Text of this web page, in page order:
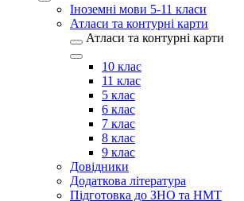
Іноземні мови 5-11 класи
Атласи та контурні карти
Атласи та контурні карти
10 клас
11 клас
5 клас
6 клас
7 клас
8 клас
9 клас
Довідники
Додаткова література
Підготовка до ЗНО та НМТ